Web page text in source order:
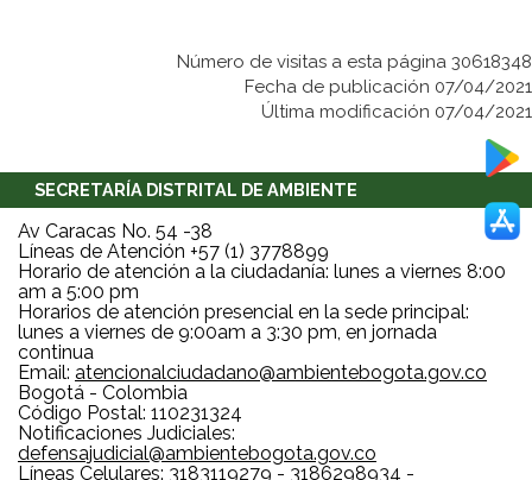
Número de visitas a esta página 30618348
Fecha de publicación 07/04/2021
Última modificación 07/04/2021
SECRETARÍA DISTRITAL DE AMBIENTE
Av Caracas No. 54 -38
Líneas de Atención +57 (1) 3778899
Horario de atención a la ciudadanía: lunes a viernes 8:00
am a 5:00 pm
Horarios de atención presencial en la sede principal:
lunes a viernes de 9:00am a 3:30 pm, en jornada
continua
Email: atencionalciudadano@ambientebogota.gov.co
Bogotá - Colombia
Código Postal: 110231324
Notificaciones Judiciales:
defensajudicial@ambientebogota.gov.co
Líneas Celulares: 3183119279 - 3186298934 -